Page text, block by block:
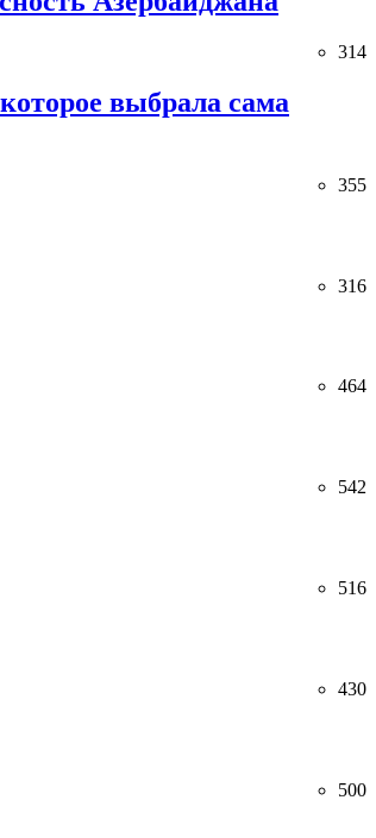
314
выбрала сама
355
316
464
542
516
430
500